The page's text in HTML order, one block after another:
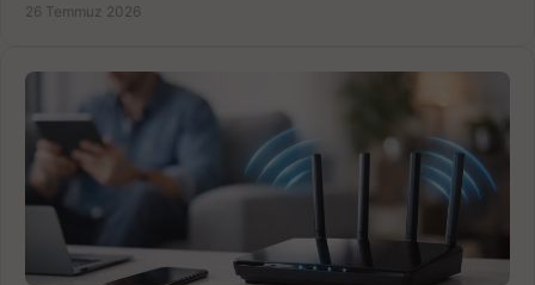
26 Temmuz 2026